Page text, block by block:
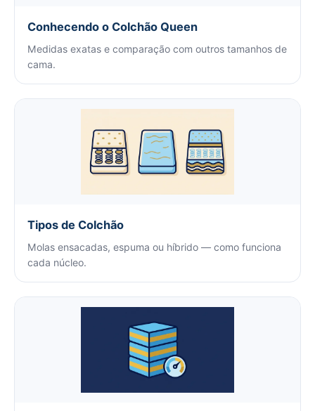
Conhecendo o Colchão Queen
Medidas exatas e comparação com outros tamanhos de
cama.
Tipos de Colchão
Molas ensacadas, espuma ou híbrido — como funciona
cada núcleo.